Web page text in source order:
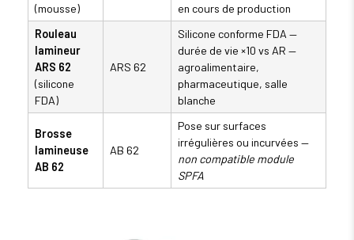
(mousse)
en cours de production
Rouleau
lamineur
ARS 62
(silicone
FDA)
ARS 62
Silicone conforme FDA —
durée de vie ×10 vs AR —
agroalimentaire,
pharmaceutique, salle
blanche
Brosse
lamineuse
AB 62
AB 62
Pose sur surfaces
irrégulières ou incurvées —
non compatible module
SPFA